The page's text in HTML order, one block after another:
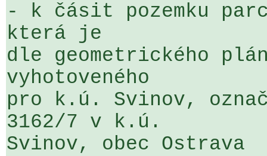
- k čásit pozemku
která je
dle geometrického
vyhotoveného
pro k.ú. Svinov,
3162/7 v k.ú.
Svinov, obec Ostrava